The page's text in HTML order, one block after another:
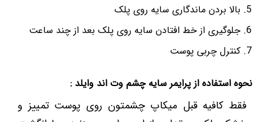
بالا بردن ماندگاری سایه روی پلک
جلوگیری از خط افتادن سایه روی پلک بعد از چند ساعت
کنترل چربی پوست
نحوه استفاده از پرایمر سایه چشم وت اند وایلد :
فقط کافیه قبل میکاپ چشمتون روی پوست تمییز و